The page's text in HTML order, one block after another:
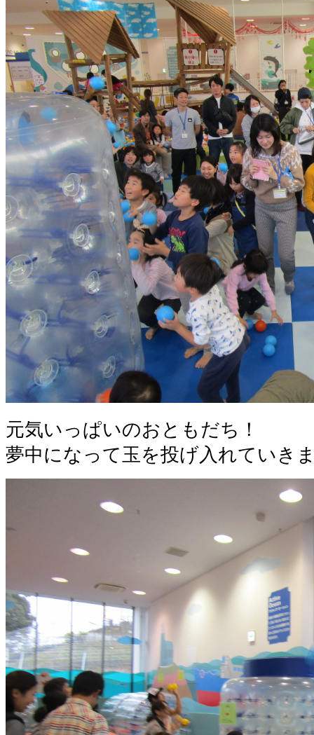
元気いっぱいのおともだち！
夢中になって玉を投げ入れていき